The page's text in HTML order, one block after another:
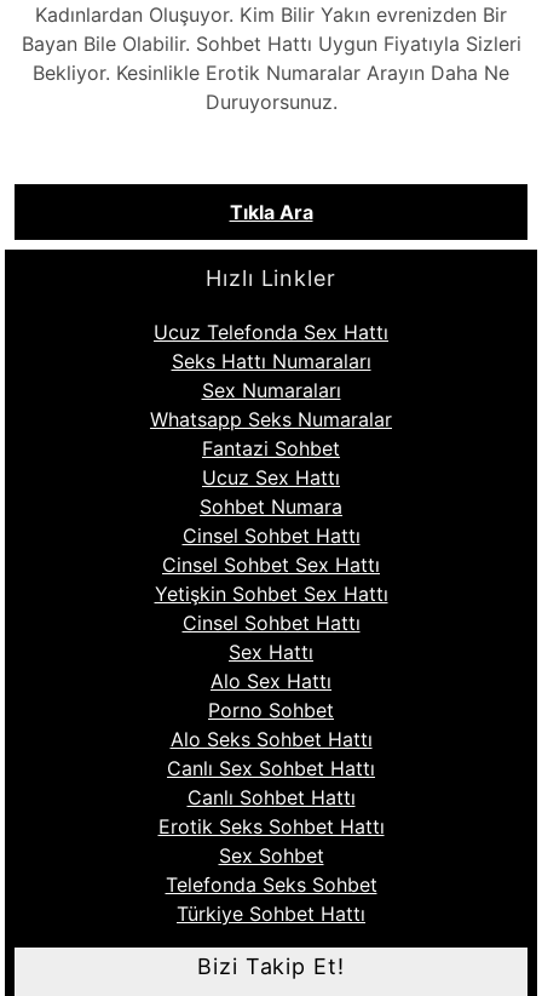
Kadınlardan Oluşuyor. Kim Bilir Yakın evrenizden Bir
Bayan Bile Olabilir. Sohbet Hattı Uygun Fiyatıyla Sizleri
Bekliyor. Kesinlikle Erotik Numaralar Arayın Daha Ne
Duruyorsunuz.
Tıkla Ara
Hızlı Linkler
Ucuz Telefonda Sex Hattı
Seks Hattı Numaraları
Sex Numaraları
Whatsapp Seks Numaralar
Fantazi Sohbet
Ucuz Sex Hattı
Sohbet Numara
Cinsel Sohbet Hattı
Cinsel Sohbet Sex Hattı
Yetişkin Sohbet Sex Hattı
Cinsel Sohbet Hattı
Sex Hattı
Alo Sex Hattı
Porno Sohbet
Alo Seks Sohbet Hattı
Canlı Sex Sohbet Hattı
Canlı Sohbet Hattı
Erotik Seks Sohbet Hattı
Sex Sohbet
Telefonda Seks Sohbet
Türkiye Sohbet Hattı
Bizi Takip Et!